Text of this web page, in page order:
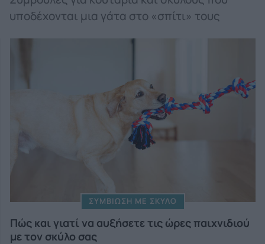
υποδέχονται μια γάτα στο «σπίτι» τους
ΣΥΜΒΙΩΣΗ ΜΕ ΣΚΥΛΟ
Πώς και γιατί να αυξήσετε τις ώρες παιχνιδιού
με τον σκύλο σας